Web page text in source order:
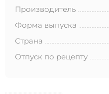
Производитель
Форма выпуска
Страна
Отпуск по рецепту
целей, определенных